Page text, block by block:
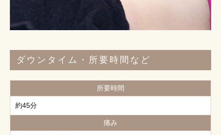
ダウンタイム・所要時間など
所要時間
約45分
痛み